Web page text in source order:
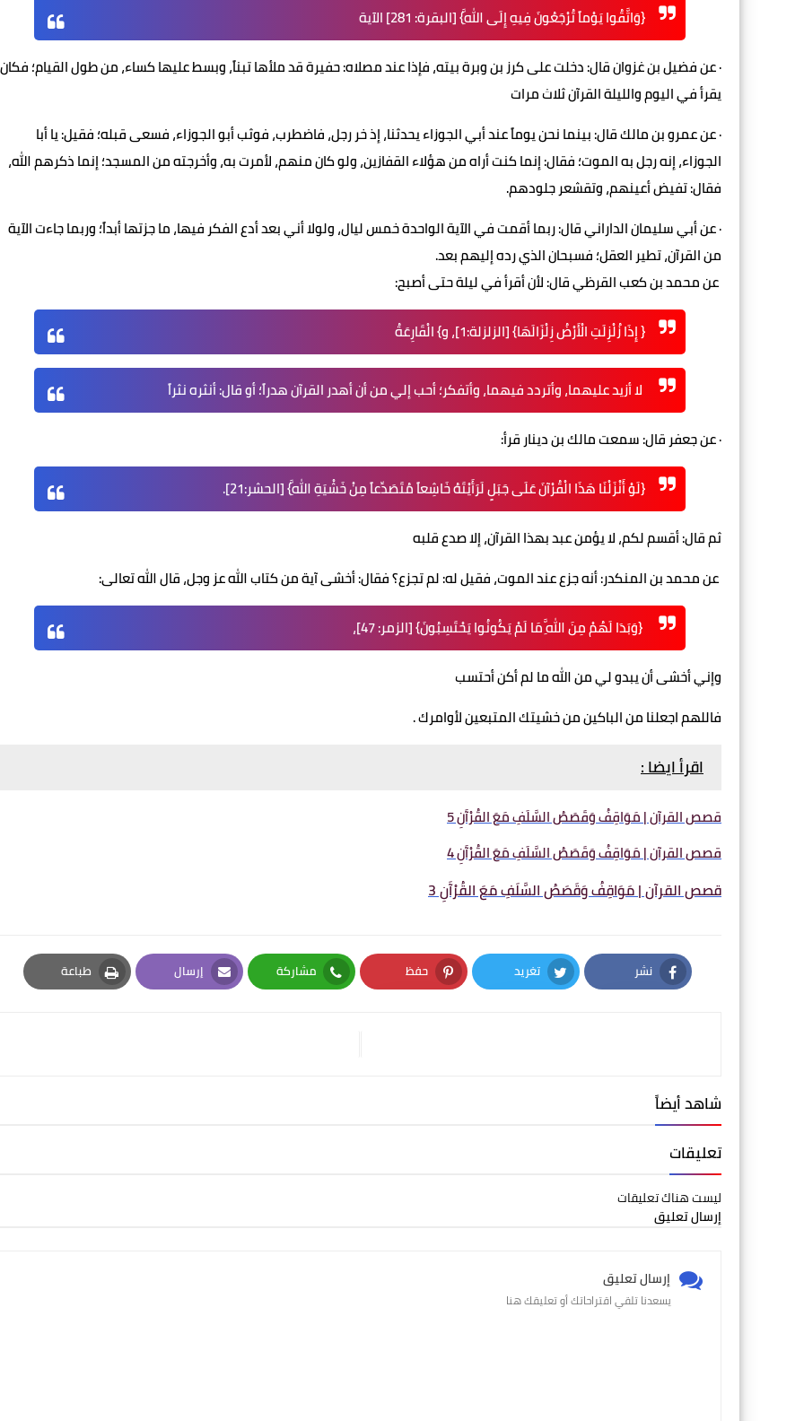
{وَاتَّقُوا يَوْماً تُرْجَعُونَ فِيهِ إِلَى اللَّهِ} [البقرة: 281] الآية
· عن فضيل بن غزوان قال: دخلت على كرز بن وبرة بيته، فإذا عند مصلاه: حفيرة قد ملأها تبناً، وبسط عليها كساء، من طول القيام؛ فكان
يقرأ في اليوم والليلة القرآن ثلاث مرات
· عن عمرو بن مالك قال: بينما نحن يوماً عند أبي الجوزاء يحدثنا، إذ خر رجل، فاضطرب، فوثب أبو الجوزاء، فسعى قبله؛ فقيل: يا أبا
الجوزاء، إنه رجل به الموت؛ فقال: إنما كنت أراه من هؤلاء القفازين، ولو كان منهم، لأمرت به، وأخرجته من المسجد؛ إنما ذكرهم الله،
فقال: تفيض أعينهم، وتقشعر جلودهم.
· عن أبي سليمان الداراني قال: ربما أقمت في الآية الواحدة خمس ليال، ولولا أني بعد أدع الفكر فيها، ما جزتها أبداً؛ وربما جاءت الآية
من القرآن، تطير العقل؛ فسبحان الذي رده إليهم بعد.
عن محمد بن كعب القرظي قال: لأن أقرأ في ليلة حتى أصبح:
{ إِذَا زُلْزِلَتِ الْأَرْضُ زِلْزَالَهَا} [الزلزلة:1]، و} الْقَارِعَةُ
لا أزيد عليهما، وأتردد فيهما، وأتفكر؛ أحب إلي من أن أهدر القرآن هدراً؛ أو قال: أنثره نثراً
· عن جعفر قال: سمعت مالك بن دينار قرأ:
{لَوْ أَنْزَلْنَا هَذَا الْقُرْآنَ عَلَى جَبَلٍ لَرَأَيْتَهُ خَاشِعاً مُتَصَدِّعاً مِنْ خَشْيَةِ اللَّهِ} [الحشر:21].
ثم قال: أقسم لكم، لا يؤمن عبد بهذا القرآن، إلا صدع قلبه
عن محمد بن المنكدر: أنه جزع عند الموت، فقيل له: لم تجزع؟ فقال: أخشى آية من كتاب الله عز وجل، قال الله تعالى:
{وَبَدَا لَهُمْ مِنَ اللَّهِ مَا لَمْ يَكُونُوا يَحْتَسِبُونَ} [الزمر: 47]،
وإني أخشى أن يبدو لي من الله ما لم أكن أحتسب
فاللهم اجعلنا من الباكين من خشيتك المتبعين لأوامرك .
اقرأ ايضا :
قصص القرآن | مَوَاقِفُ وَقَصَصُ السَّلَفِ مَعَ القُرْآَنِ 5
قصص القرآن | مَوَاقِفُ وَقَصَصُ السَّلَفِ مَعَ القُرْآَنِ 4
قصص القرآن | مَوَاقِفُ وَقَصَصُ السَّلَفِ مَعَ القُرْآَنِ 3
نشر
Facebook
تغريد
Twitter
حفظ
Pinterest
مشاركة
Whatsapp
إرسال
Email
طباعة
Print
شاهد أيضاً
تعليقات
ليست هناك تعليقات
إرسال تعليق
إرسال تعليق
يسعدنا تلقي اقتراحاتك أو تعليقك هنا